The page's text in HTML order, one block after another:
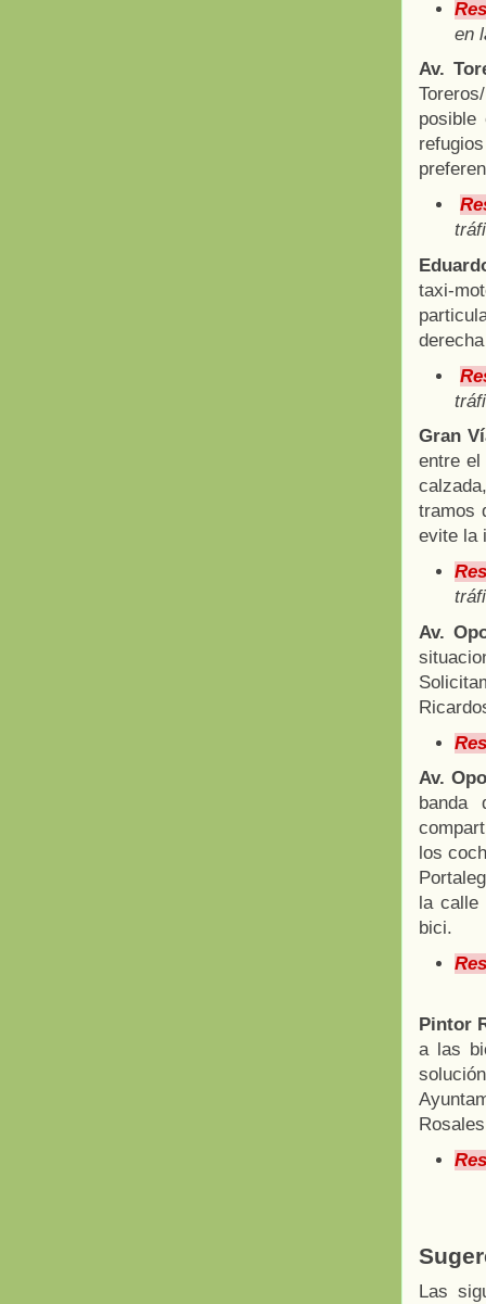
en
Av.
posible
taxi-
Gran
entre
tramos
evite la
Av.
Av.
banda
los
la
bici.
Pintor
a las
Las